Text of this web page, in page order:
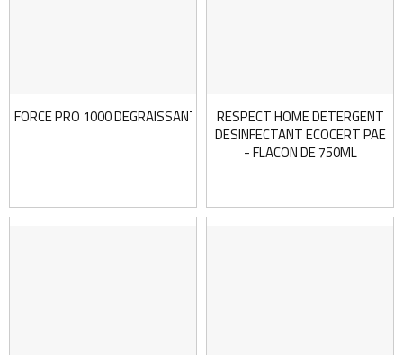
FORCE PRO 1000 DEGRAISSANT - FLACON 750 MLRESPECT HOME DETERGENT
DESINFECTANT ECOCERT PAE
- FLACON DE 750ML